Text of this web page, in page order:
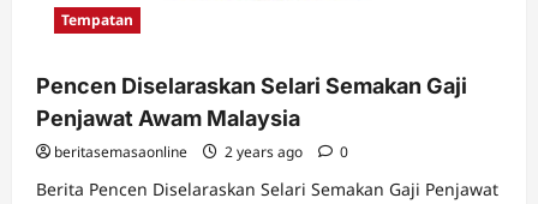
Tempatan
Pencen Diselaraskan Selari Semakan Gaji
Penjawat Awam Malaysia
beritasemasaonline 2 years ago 0
Berita Pencen Diselaraskan Selari Semakan Gaji Penjawat